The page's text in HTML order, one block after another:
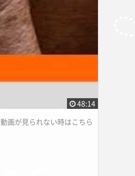
48:14
動画が見られない時はこちら